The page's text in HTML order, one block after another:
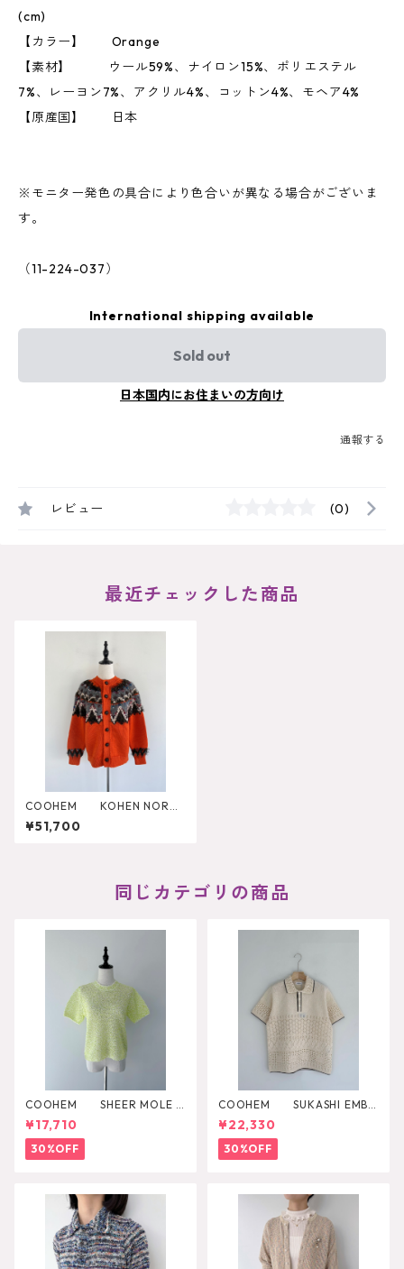
(cm)
【カラー】 Orange
【素材】 ウール59%、ナイロン15%、ポリエステル
7%、レーヨン7%、アクリル4%、コットン4%、モヘア4%
【原産国】 日本
※モニター発色の具合により色合いが異なる場合がございま
す。
（11-224-037）
International shipping available
Sold out
日本国内にお住まいの方向け
通報する
レビュー (0)
最近チェックした商品
COOHEM KOHEN NORDI
C KNIT CARDIGAN
¥51,700
同じカテゴリの商品
COOHEM SHEER MOLE K
NIT PULLOVER
¥17,710
30%OFF
COOHEM SUKASHI EMBO
SSED KNIT PULLOVER
¥22,330
30%OFF